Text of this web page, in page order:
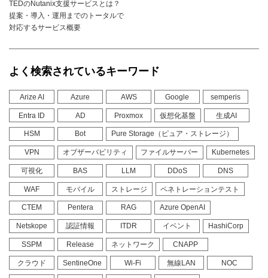
TEDのNutanix支援サービスとは？
提案・導入・運用までのトータルで
対応するサービス概要
よく検索されているキーワード
Arize AI Azure AWS Google semperis
Entra ID AD Proxmox 仮想化基盤 生成AI
HSM Bot Pure Storage（ピュア・ストレージ）
VPN オブザーバビリティ ファイルサーバー Kubernetes
可視化 BAS LLM DDoS DNS
WAF モバイル ストレージ ペネトレーションテスト
CTEM Pentera RAG Azure OpenAI
Netskope 認証情報 ITDR イベント HashiCorp
SSPM Release ネットワーク CNAPP
クラウド SentineOne Wi-Fi 無線LAN NOC